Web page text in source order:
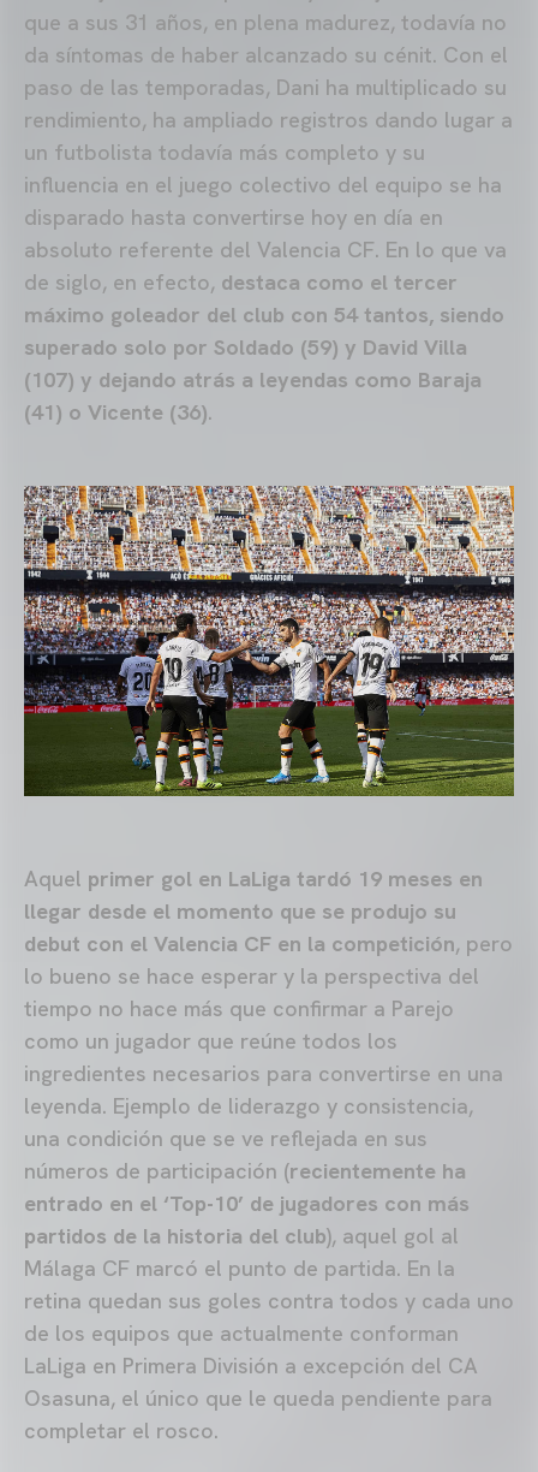
que a sus 31 años, en plena madurez, todavía no
da síntomas de haber alcanzado su cénit. Con el
paso de las temporadas, Dani ha multiplicado su
rendimiento, ha ampliado registros dando lugar a
un futbolista todavía más completo y su
influencia en el juego colectivo del equipo se ha
disparado hasta convertirse hoy en día en
absoluto referente del Valencia CF. En lo que va
de siglo, en efecto, destaca como el tercer
máximo goleador del club con 54 tantos, siendo
superado solo por Soldado (59) y David Villa
(107) y dejando atrás a leyendas como Baraja
(41) o Vicente (36).
Aquel primer gol en LaLiga tardó 19 meses en
llegar desde el momento que se produjo su
debut con el Valencia CF en la competición, pero
lo bueno se hace esperar y la perspectiva del
tiempo no hace más que confirmar a Parejo
como un jugador que reúne todos los
ingredientes necesarios para convertirse en una
leyenda. Ejemplo de liderazgo y consistencia,
una condición que se ve reflejada en sus
números de participación (recientemente ha
entrado en el ‘Top-10’ de jugadores con más
partidos de la historia del club), aquel gol al
Málaga CF marcó el punto de partida. En la
retina quedan sus goles contra todos y cada uno
de los equipos que actualmente conforman
LaLiga en Primera División a excepción del CA
Osasuna, el único que le queda pendiente para
completar el rosco.